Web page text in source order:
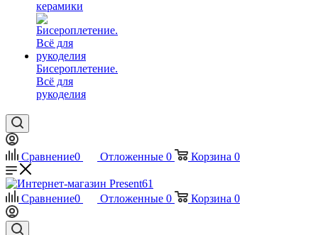
керамики
Бисероплетение.
Всё для
рукоделия
Сравнение0 Отложенные 0 Корзина 0
Сравнение0 Отложенные 0 Корзина 0